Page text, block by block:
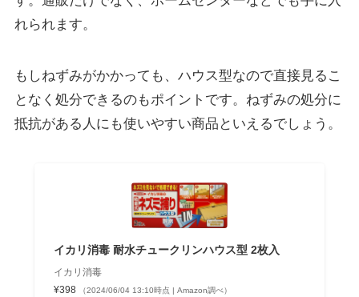
れられます。
もしねずみがかかっても、 ハウス型なので直接見るこ
となく処分できるのもポイント です。ねずみの処分に
抵抗がある人にも使いやすい商品といえるでしょう。
イカリ消毒 耐水チュークリンハウス型 2枚入
イカリ消毒
¥398
（2024/06/04 13:10時点 | Amazon調べ）